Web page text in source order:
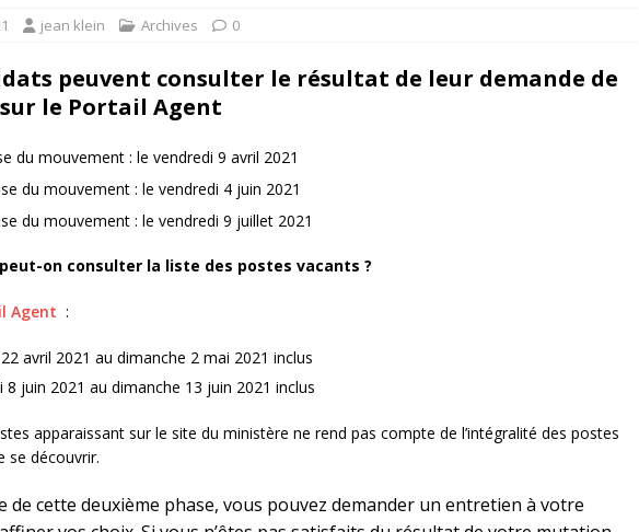
jean klein Archives 0
peuvent consulter le résultat de leur demande de
le Portail Agent
du mouvement : le vendredi 9 avril 2021
du mouvement : le vendredi 4 juin 2021
du mouvement : le vendredi 9 juillet 2021
on consulter la liste des postes vacants ?
Agent :
avril 2021 au dimanche 2 mai 2021 inclus
8 juin 2021 au dimanche 13 juin 2021 inclus
apparaissant sur le site du ministère ne rend pas compte de l’intégralité des postes
se découvrir.
de cette deuxième phase, vous pouvez demander un entretien à votre